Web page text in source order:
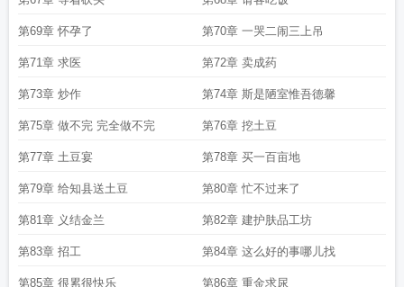
第69章 怀孕了 第70章 一哭二闹三上吊
第71章 求医 第72章 卖成药
第73章 炒作 第74章 斯是陋室惟吾德馨
第75章 做不完 完全做不完 第76章 挖土豆
第77章 土豆宴 第78章 买一百亩地
第79章 给知县送土豆 第80章 忙不过来了
第81章 义结金兰 第82章 建护肤品工坊
第83章 招工 第84章 这么好的事哪儿找
第85章 很累很快乐 第86章 重金求尿